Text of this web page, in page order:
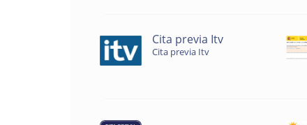
Cita previa Itv
Cita previa Itv